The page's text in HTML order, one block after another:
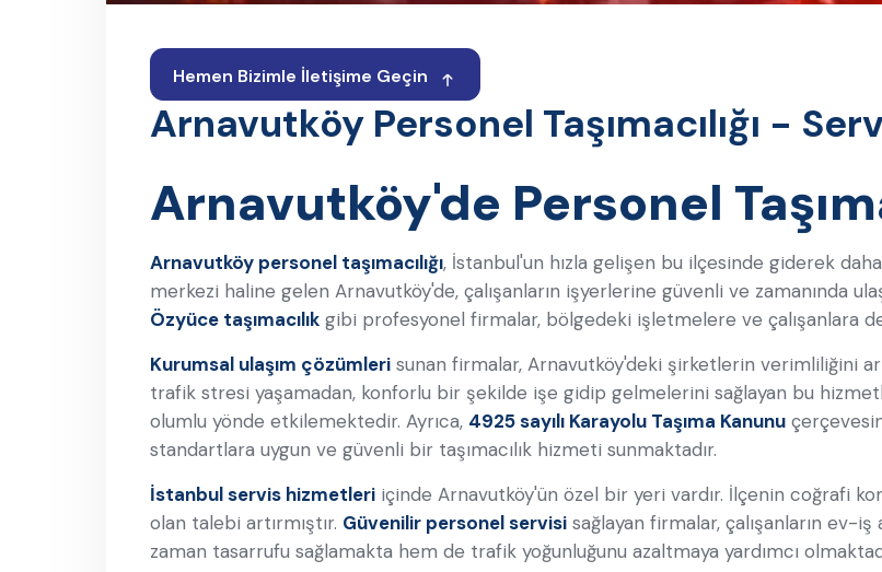
Hemen Bizimle İletişime Geçin
Arnavutköy Personel Taşımacılığı -
Arnavutköy'de Personel
Arnavutköy personel taşımacılığı, İstanbul'un hızla gelişen bu ilçesinde giderek
merkezi haline gelen Arnavutköy'de, çalışanların işyerlerine güvenli ve zamanında
Özyüce taşımacılık gibi profesyonel firmalar, bölgedeki işletmelere ve çalışanlara
Kurumsal ulaşım çözümleri sunan firmalar, Arnavutköy'deki şirketlerin verimliliğini
trafik stresi yaşamadan, konforlu bir şekilde işe gidip gelmelerini sağlayan bu
olumlu yönde etkilemektedir. Ayrıca, 4925 sayılı Karayolu Taşıma Kanunu
standartlara uygun ve güvenli bir taşımacılık hizmeti sunmaktadır.
İstanbul servis hizmetleri içinde Arnavutköy'ün özel bir yeri vardır. İlçenin coğrafi
olan talebi artırmıştır. Güvenilir personel servisi sağlayan firmalar, çalışanların ev-
zaman tasarrufu sağlamakta hem de trafik yoğunluğunu azaltmaya yardımcı